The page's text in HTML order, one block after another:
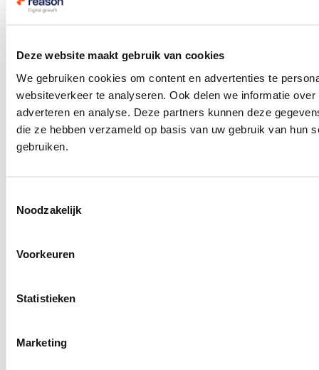
Deze website maakt gebruik van cookies
We gebruiken cookies om content en advertenties te
websiteverkeer te analyseren. Ook delen we informatie
adverteren en analyse. Deze partners kunnen deze
die ze hebben verzameld op basis van uw gebruik van hun
gebruiken.
Noodzakelijk
Voorkeuren
Statistieken
Marketing